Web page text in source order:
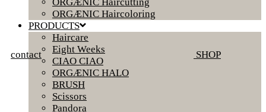
contact SHOP
ORGÆNIC Haircoloring
PRODUCTS
Haircare
Eight Weeks
CIAO CIAO
ORGÆNIC HALO
BRUSH
Scissors
Pandora